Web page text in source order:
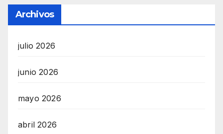
Archivos
julio 2026
junio 2026
mayo 2026
abril 2026